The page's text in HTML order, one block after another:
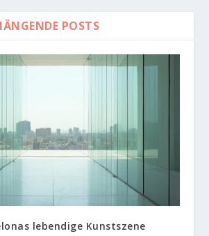
POSTS
lebendige Kunstszene